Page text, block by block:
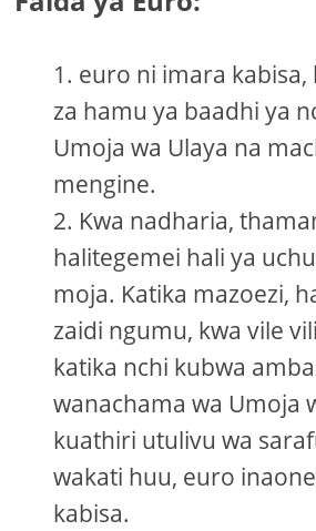
euro ni imara kabisa,
za hamu ya baadhi ya
Umoja wa Ulaya na
mengine.
Kwa nadharia,
halitegemei hali ya
moja. Katika mazoezi,
zaidi ngumu, kwa vile
katika nchi kubwa
wanachama wa Umoja
kuathiri utulivu wa
wakati huu, euro
kabisa.